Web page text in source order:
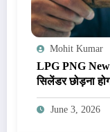
Mohit Kumar
LPG PNG
सिलेंडर छोड़ना
June 3, 2026